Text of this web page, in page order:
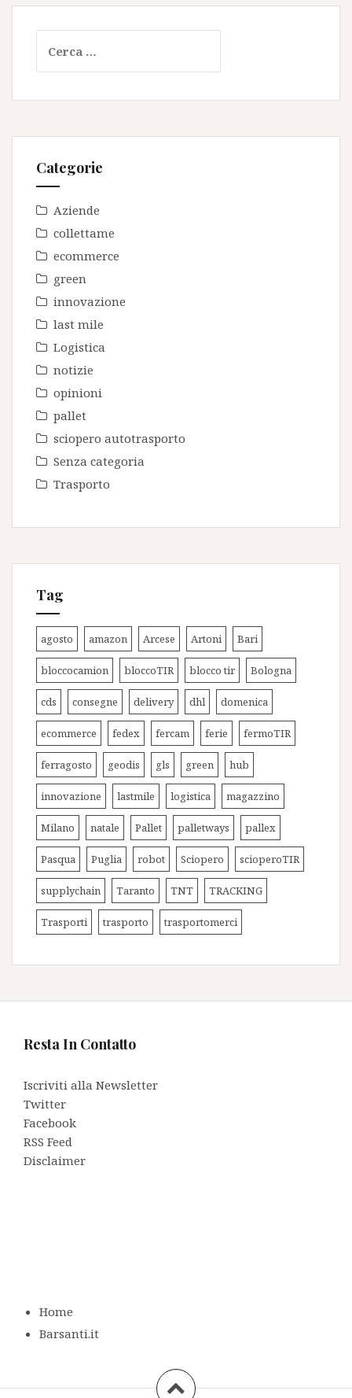
per:
Categorie
Aziende
collettame
ecommerce
green
innovazione
last mile
Logistica
notizie
opinioni
pallet
sciopero autotrasporto
Senza categoria
Trasporto
Tag
agosto amazon Arcese Artoni Bari
bloccocamion bloccoTIR blocco tir Bologna
cds consegne delivery dhl domenica
ecommerce fedex fercam ferie fermoTIR
ferragosto geodis gls green hub
innovazione lastmile logistica magazzino
Milano natale Pallet palletways pallex
Pasqua Puglia robot Sciopero scioperoTIR
supplychain Taranto TNT TRACKING
Trasporti trasporto trasportomerci
Resta In Contatto
Iscriviti alla Newsletter
Twitter
Facebook
RSS Feed
Disclaimer
Home
Barsanti.it